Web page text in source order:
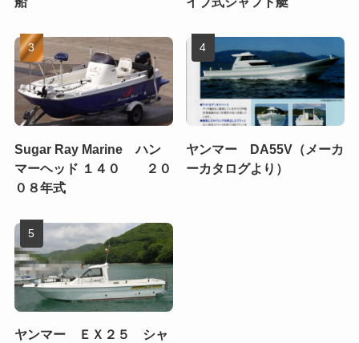
Sugar Ray Marine ハン
マーヘッド １４０ ２０
０８年式
ヤンマー DA55V（メーカ
ーカタログより）
ヤンマー ＥＸ２５ シャ